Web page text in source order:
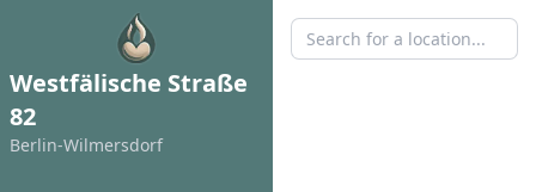
Westfälische Straße
82
Berlin-Wilmersdorf